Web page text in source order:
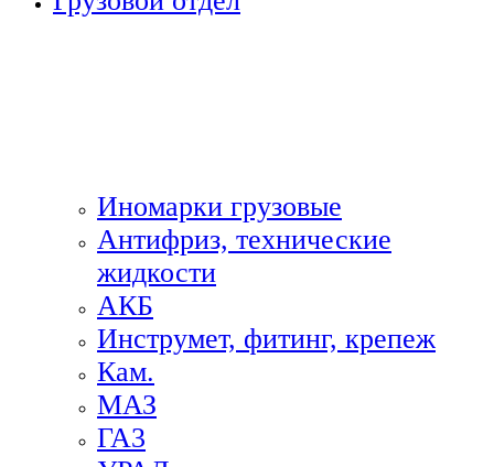
Иномарки грузовые
Антифриз, технические
жидкости
АКБ
Инструмет, фитинг, крепеж
Кам.
МАЗ
ГА3